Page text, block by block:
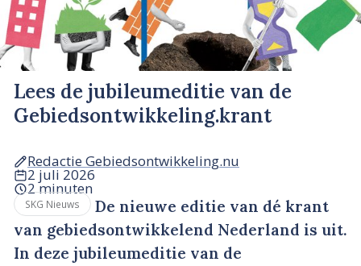
Lees de jubileumeditie van de
Gebiedsontwikkeling.krant
Redactie Gebiedsontwikkeling.nu
2 juli 2026
2 minuten
SKG Nieuws
De nieuwe editie van dé krant
van gebiedsontwikkelend Nederland is uit.
In deze jubileumeditie van de